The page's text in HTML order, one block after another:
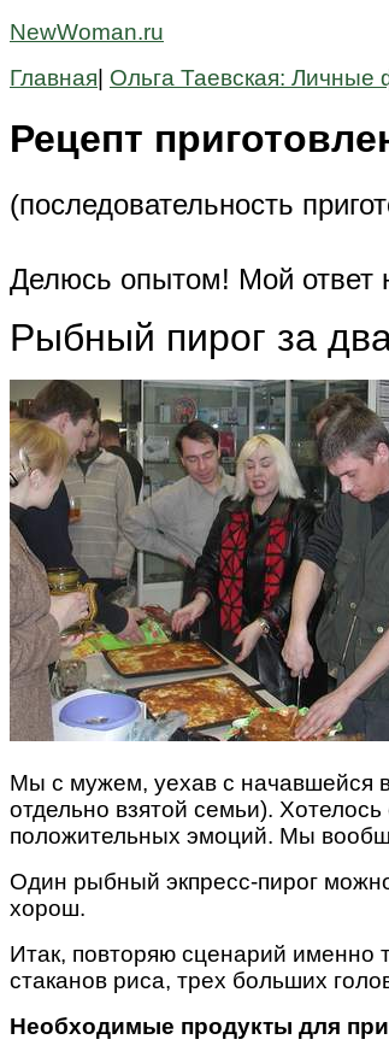
NewWoman.ru
Главная Ольга Таевская: Личные
Рецепт
(последовательность
Делюсь опытом! Мой ответ
Рыбный пирог за
Мы с мужем, уехав с начавшейся
отдельно взятой семьи).
положительных эмоций. Мы
Один рыбный экпресс-пирог
хорош.
Итак, повторяю сценарий именно
стаканов риса, трех больших
Необходимые продукты для